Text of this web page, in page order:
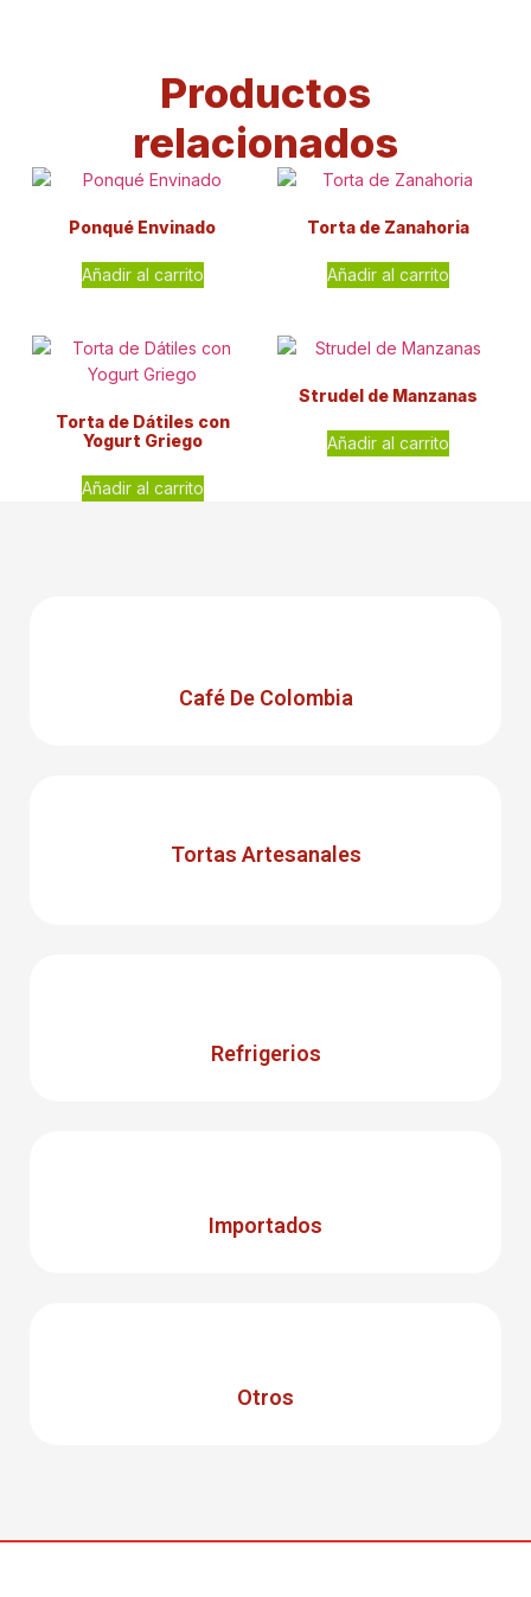
Productos
relacionados
Ponqué Envinado
Añadir al carrito
Torta de Zanahoria
Añadir al carrito
Torta de Dátiles con
Yogurt Griego
Añadir al carrito
Strudel de Manzanas
Añadir al carrito
Café De Colombia
Tortas Artesanales
Refrigerios
Importados
Otros